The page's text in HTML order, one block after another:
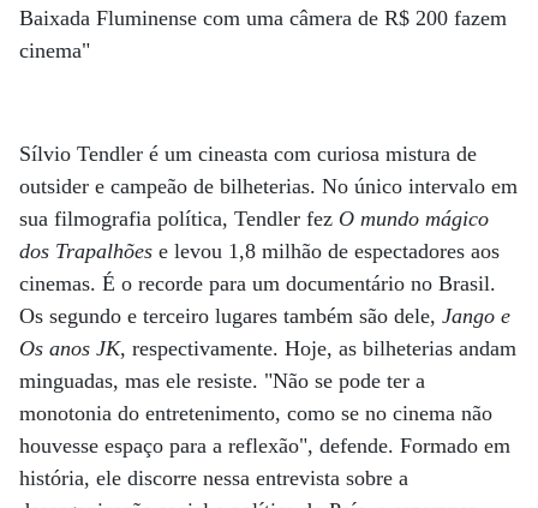
Baixada Fluminense com uma câmera de R$ 200 fazem
cinema"
Sílvio Tendler é um cineasta com curiosa mistura de
outsider e campeão de bilheterias. No único intervalo em
sua filmografia política, Tendler fez O mundo mágico
dos Trapalhões e levou 1,8 milhão de espectadores aos
cinemas. É o recorde para um documentário no Brasil.
Os segundo e terceiro lugares também são dele, Jango e
Os anos JK, respectivamente. Hoje, as bilheterias andam
minguadas, mas ele resiste. "Não se pode ter a
monotonia do entretenimento, como se no cinema não
houvesse espaço para a reflexão", defende. Formado em
história, ele discorre nessa entrevista sobre a